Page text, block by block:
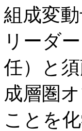
組成変
リーダ
任）と
成層圏
ことを